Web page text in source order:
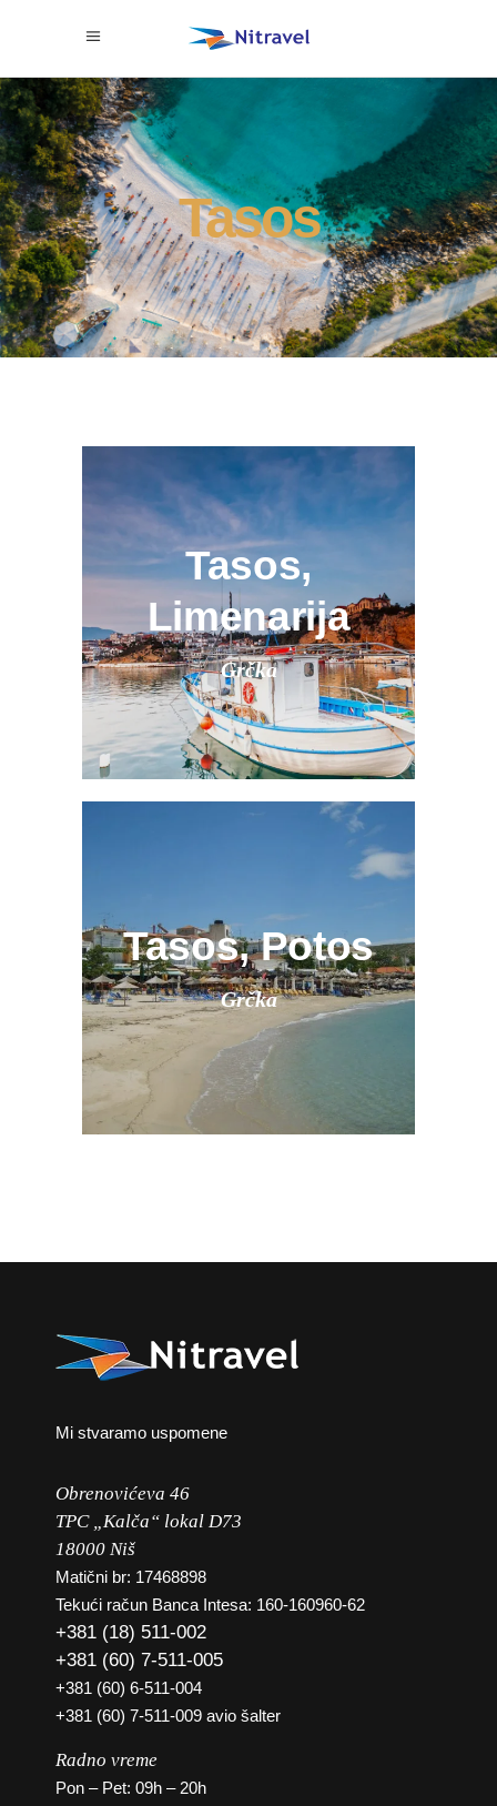
Tasos
Tasos,
Limenarija
Grčka
Tasos, Potos
Grčka
Mi stvaramo uspomene
Obrenovićeva 46
TPC „Kalča“ lokal D73
18000 Niš
Matični br: 17468898
Tekući račun Banca Intesa: 160-160960-62
+381 (18) 511-002
+381 (60) 7-511-005
+381 (60) 6-511-004
+381 (60) 7-511-009 avio šalter
Radno vreme
Pon – Pet: 09h – 20h